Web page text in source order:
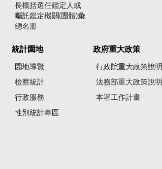
長概括選任鑑定人或
囑託鑑定機關(團體)彙
總名冊
統計園地
園地導覽
檢察統計
行政服務
性別統計專區
政府重大政策
行政院重大政策說明
法務部重大政策說明
本署工作計畫